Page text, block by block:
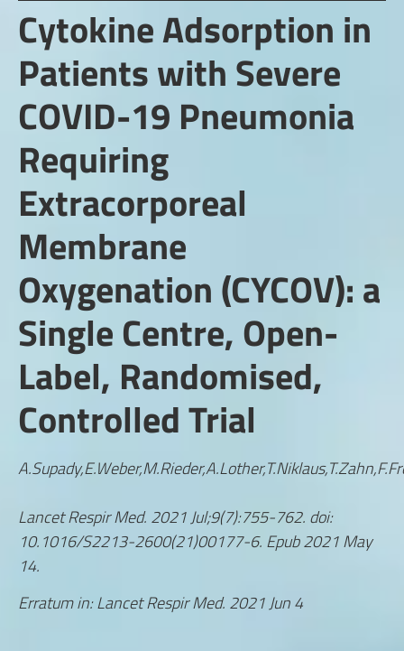
Cytokine Adsorption in
Patients with Severe
COVID-19 Pneumonia
Requiring
Extracorporeal
Membrane
Oxygenation (CYCOV): a
Single Centre, Open-
Label, Randomised,
Controlled Trial
Lancet Respir Med. 2021 Jul;9(7):755-762. doi:
10.1016/S2213-2600(21)00177-6. Epub 2021 May
14.
Erratum in: Lancet Respir Med. 2021 Jun 4